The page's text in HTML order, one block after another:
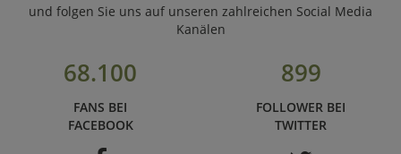
und folgen Sie uns auf unseren zahlreichen Social Media
Kanälen
68.100
FANS BEI
FACEBOOK
899
FOLLOWER BEI
TWITTER